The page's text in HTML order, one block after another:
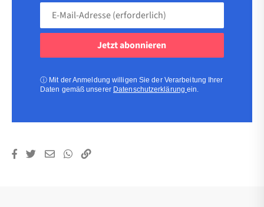
Adresse
ⓘ Mit der Anmeldung willigen Sie der Verarbeitung Ihrer
Daten gemäß unserer Datenschutzerklärungein.